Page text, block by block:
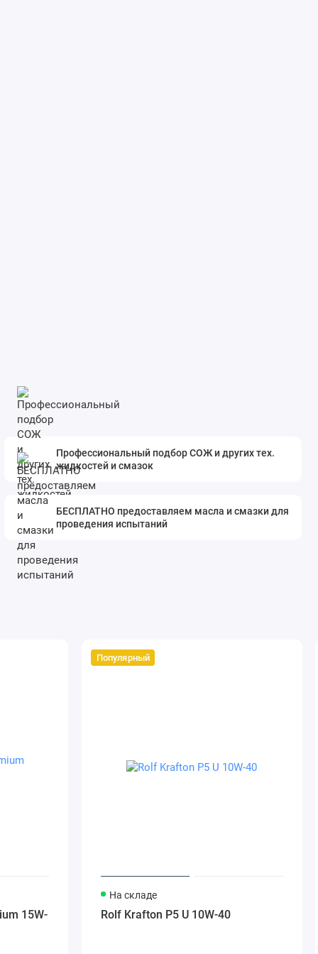
Профессиональный подбор СОЖ и других тех.
жидкостей и смазок
БЕСПЛАТНО предоставляем масла и смазки для
проведения испытаний
15W-
Популярный
На складе
Rolf Krafton P5 U 10W-40